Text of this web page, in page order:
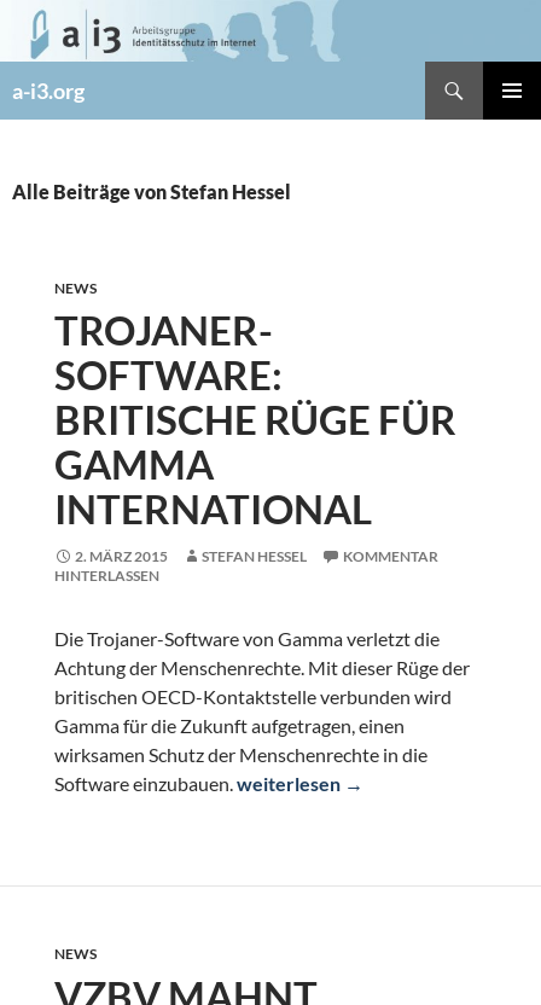
Zum
Inhalt
a-i3.org
Alle Beiträge von Stefan Hessel
NEWS
TROJANER-
SOFTWARE:
BRITISCHE RÜGE FÜR
GAMMA
INTERNATIONAL
2. MÄRZ 2015 STEFAN HESSEL
KOMMENTAR
HINTERLASSEN
Die Trojaner-Software von Gamma verletzt die
Achtung der Menschenrechte. Mit dieser Rüge der
britischen OECD-Kontaktstelle verbunden wird
Gamma für die Zukunft aufgetragen, einen
wirksamen Schutz der Menschenrechte in die
Software einzubauen.Trojaner-Software: Britische Rüge
weiterlesen →
NEWS